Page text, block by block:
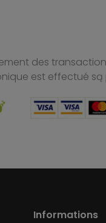
des
est effectué są
Informations